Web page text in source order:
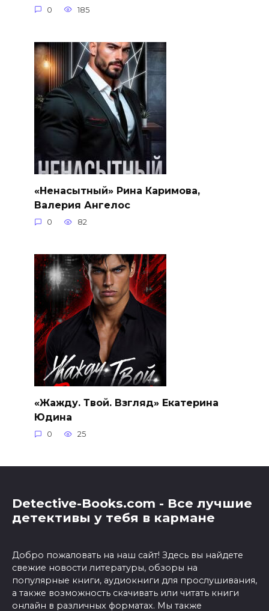
0 185
«Ненасытный» Рина Каримова,
Валерия Ангелос
0 82
«Жажду. Твой. Взгляд» Екатерина
Юдина
0 25
Detective-Books.com - Все лучшие
детективы у тебя в кармане
Добро пожаловать на наш сайт! Здесь вы найдете
свежие новости литературы, обзоры на
популярные книги, аудиокниги для прослушивания,
а также возможность скачивать или читать книги
онлайн в различных форматах. Мы также